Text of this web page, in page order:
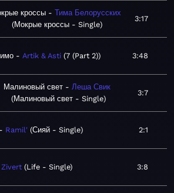
кроссы
Тима Белорусских
Мокрые кроссы - Single
3:17
Artik & Asti 7 (Part 2) 3:48
Малиновый свет
Леша Свик
Малиновый свет - Single
3:7
Ramil' Сияй - Single 2:1
Zivert Life - Single 3:8